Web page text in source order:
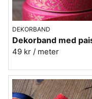
DEKORBAND
49 kr / meter